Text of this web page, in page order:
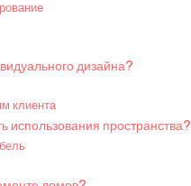
дизайна?
клиента
использования пространства?